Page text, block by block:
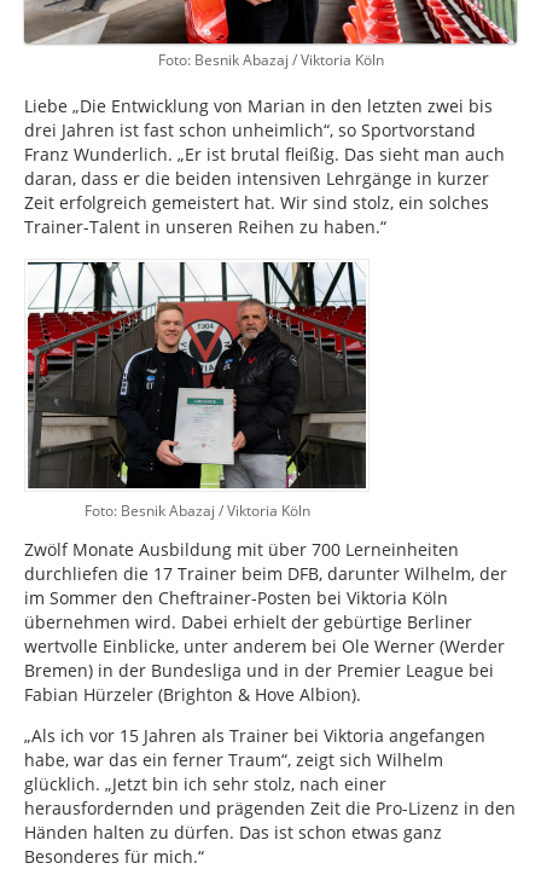
Foto: Besnik Abazaj / Viktoria Köln
Liebe „Die Entwicklung von Marian in den letzten zwei bis
drei Jahren ist fast schon unheimlich“, so Sportvorstand
Franz Wunderlich. „Er ist brutal fleißig. Das sieht man auch
daran, dass er die beiden intensiven Lehrgänge in kurzer
Zeit erfolgreich gemeistert hat. Wir sind stolz, ein solches
Trainer-Talent in unseren Reihen zu haben.“
Foto: Besnik Abazaj / Viktoria Köln
Zwölf Monate Ausbildung mit über 700 Lerneinheiten
durchliefen die 17 Trainer beim DFB, darunter Wilhelm, der
im Sommer den Cheftrainer-Posten bei Viktoria Köln
übernehmen wird. Dabei erhielt der gebürtige Berliner
wertvolle Einblicke, unter anderem bei Ole Werner (Werder
Bremen) in der Bundesliga und in der Premier League bei
Fabian Hürzeler (Brighton & Hove Albion).
„Als ich vor 15 Jahren als Trainer bei Viktoria angefangen
habe, war das ein ferner Traum“, zeigt sich Wilhelm
glücklich. „Jetzt bin ich sehr stolz, nach einer
herausfordernden und prägenden Zeit die Pro-Lizenz in den
Händen halten zu dürfen. Das ist schon etwas ganz
Besonderes für mich.“